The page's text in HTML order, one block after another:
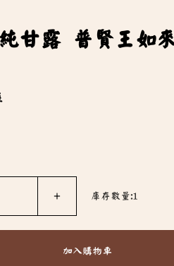
甘露 普賢王如
＋ 庫存數量:1
加入購物車